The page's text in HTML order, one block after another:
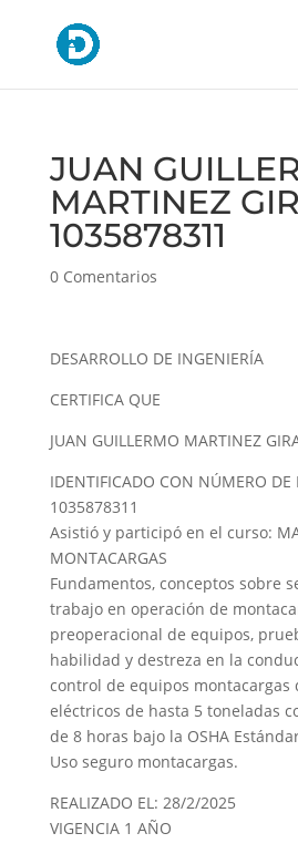
JUAN
MARTINEZ
1035878311
0 Comentarios
DESARROLLO DE INGENIERÍA
CERTIFICA QUE
JUAN GUILLERMO MARTINEZ
IDENTIFICADO CON NÚMERO
1035878311
Asistió y participó en el curso:
MONTACARGAS
Fundamentos, conceptos sobre
trabajo en operación de
preoperacional de equipos,
habilidad y destreza en la
control de equipos montacargas
eléctricos de hasta 5 toneladas
de 8 horas bajo la OSHA
Uso seguro montacargas.
REALIZADO EL: 28/2/2025
VIGENCIA 1 AÑO